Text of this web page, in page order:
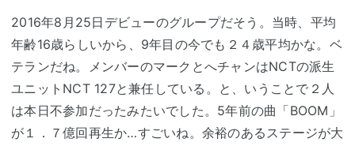
2016年8月25日デビューのグループだそう。当時、平均
年齢16歳らしいから、9年目の今でも２４歳平均かな。ベ
テランだね。メンバーのマークとへチャンはNCTの派生
ユニットNCT 127と兼任している。と、いうことで２人
は本日不参加だったみたいでした。5年前の曲「BOOM」
が１．７億回再生か…すごいね。余裕のあるステージが大